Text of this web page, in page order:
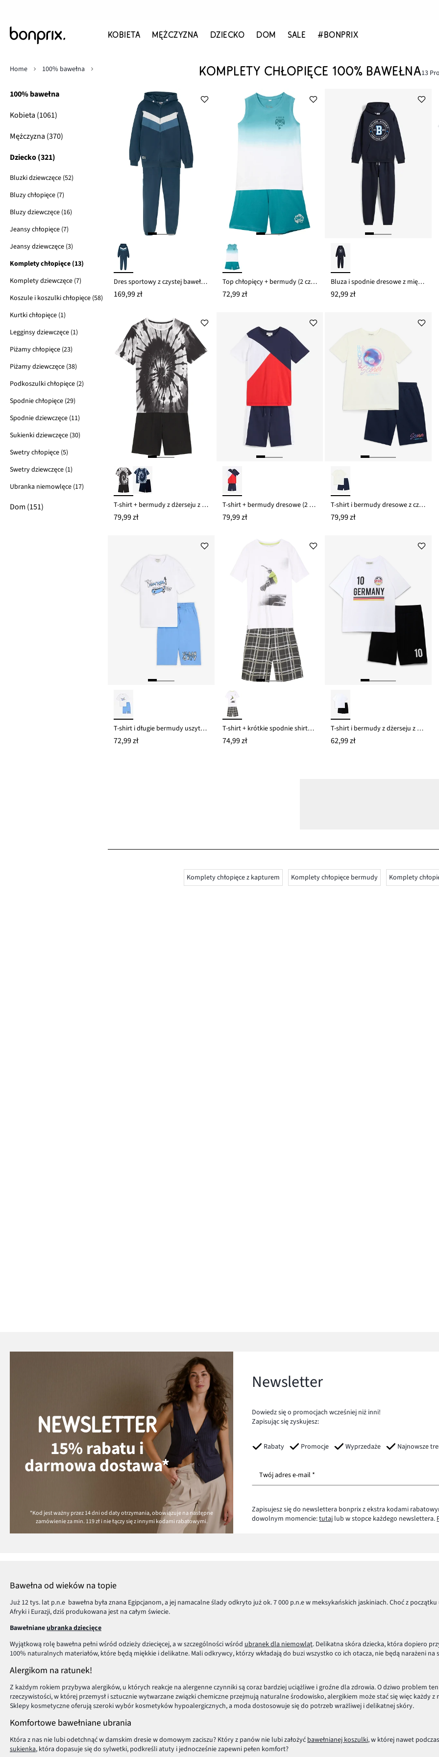
KOBIETA MĘŻCZYZNA DZIECKO DOM SALE #BONPRIX
100% bawełna
Kobieta (1061)
Mężczyzna (370)
Dziecko (321)
Bluzki dziewczęce (52)
Bluzy chłopięce (7)
Bluzy dziewczęce (16)
Jeansy chłopięce (7)
Jeansy dziewczęce (3)
Komplety chłopięce (13)
Komplety dziewczęce (7)
Koszule i koszulki chłopięce (58)
Kurtki chłopięce (1)
Legginsy dziewczęce (1)
Piżamy chłopięce (23)
Piżamy dziewczęce (38)
Podkoszulki chłopięce (2)
Spodnie chłopięce (29)
Spodnie dziewczęce (11)
Sukienki dziewczęce (30)
Swetry chłopięce (5)
Swetry dziewczęce (1)
Ubranka niemowlęce (17)
Dom (151)
Home 100% bawełna KOMPLETY CHŁOPIĘCE 100% BAWEŁNA13
Dres sportowy z czystej bawełny organicznej (kompl. 2-częściowy)
169,99 zł
Top chłopięcy + bermudy (2 części), z dżerseju
72,99 zł
Bluza i spodnie dresowe z miękkiej bawełny (2 części)
92,99 zł
T-shirt + bermudy z dżerseju z czystej bawełny organicznej (komplet 2-cz.)
79,99 zł
T-shirt + bermudy dresowe (2 części) z czystej bawełny organicznej
79,99 zł
T-shirt i bermudy dresowe z czystej bawełny organicznej (komplet 2.-cz)
79,99 zł
T-shirt i długie bermudy uszyte z czystej bawełny organicznej, loose fit (2 części)
72,99 zł
T-shirt + krótkie spodnie shirtowe (2 części), z bawełny organicznej
74,99 zł
T-shirt i bermudy z dżerseju z miękkiej bawełny organicznej (komplet 2-cz.)
62,99 zł
Komplety chłopięce z kapturem Komplety chłopięce bermudy Komplety
NEWSLETTER
15% rabatu i
darmowa dostawa*
*Kod jest ważny przez 14 dni od daty otrzymania, obowiązuje na następne
zamówienie za min. 119 złi nie łączy się z innymi kodami rabatowymi.
Newsletter
Dowiedz się o promocjach wcześniej niż inni!
Zapisując się zyskujesz:
Rabaty Promocje Wyprzedaże Najnowsze
Twój adres e-mail *
Zapisujesz się do newslettera bonprix z ekstra kodami
dowolnym momencie:tutaj lub w stopce każdego newslettera.
Bawełna od wieków na topie
Już 12 tys. lat p.n.e bawełna była znana Egipcjanom, a jej namacalne ślady odkryto już ok. 7 000 p.n.e w meksykańskich jaskiniach. Choć z
Afryki i Eurazji, dziś produkowana jest na całym świecie.
Bawełnianeubranka dziecięce
Wyjątkową rolę bawełna pełni wśród odzieży dziecięcej, a w szczególności wśród ubranek dla niemowląt. Delikatna skóra dziecka, która dopiero
100% naturalnych materiałów, które będą miękkie i delikatne. Mali odkrywcy, którzy wkładają do buzi wszystko co ich otacza, nie będą narażeni
Alergikom na ratunek!
Z każdym rokiem przybywa alergików, u których reakcje na alergenne czynniki są coraz bardziej uciążliwe i groźne dla zdrowia. O dziwo problem
rzeczywistości, w której przemysł i sztucznie wytwarzane związki chemiczne przejmują naturalne środowisko, alergikiem może stać się więc każdy
Sklepy kosmetyczne oferują szeroki wybór kosmetyków hypoalergicznych, a moda dostosowuje się do potrzeb wrażliwej i delikatnej skóry.
Komfortowe bawełniane ubrania
Która z nas nie lubi odetchnąć w damskim dresie w domowym zaciszu? Który z panów nie lubi założyćbawełnianej koszulki, w której nawet
sukienka, która dopasuje się do sylwetki, podkreśli atuty i jednocześnie zapewni pełen komfort?